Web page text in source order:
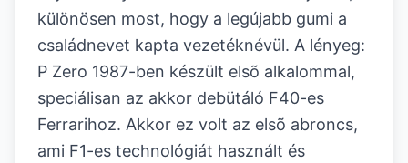
különösen most, hogy a legújabb gumi a
családnevet kapta vezetéknévül. A lényeg:
P Zero 1987-ben készült elsõ alkalommal,
speciálisan az akkor debütáló F40-es
Ferrarihoz. Akkor ez volt az elsõ abroncs,
ami F1-es technológiát használt és